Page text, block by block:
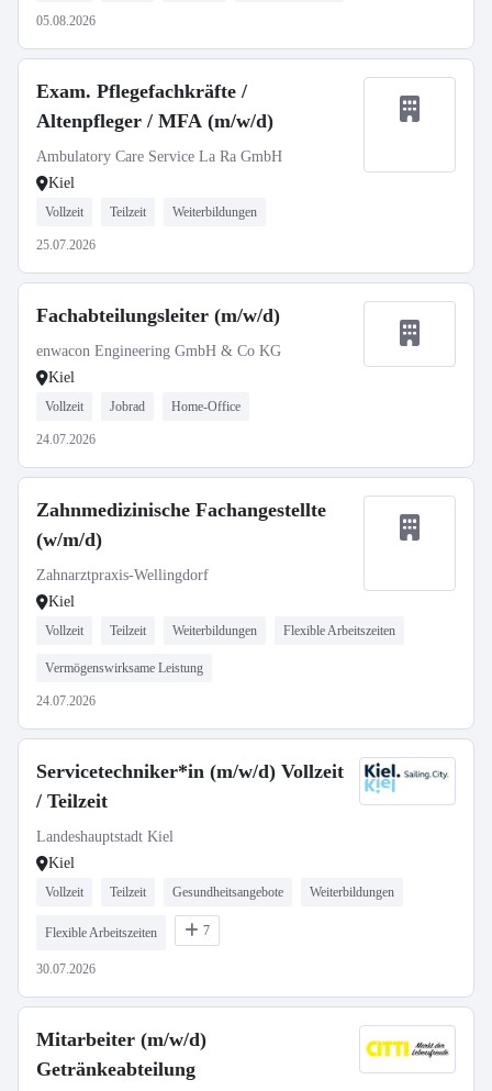
05.08.2026
Exam. Pflegefachkräfte /
Altenpfleger / MFA (m/w/d)
Ambulatory Care Service La Ra GmbH
Kiel
Vollzeit Teilzeit Weiterbildungen
25.07.2026
Fachabteilungsleiter (m/w/d)
enwacon Engineering GmbH & Co KG
Kiel
Vollzeit Jobrad Home-Office
24.07.2026
Zahnmedizinische Fachangestellte
(w/m/d)
Zahnarztpraxis-Wellingdorf
Kiel
Vollzeit Teilzeit Weiterbildungen Flexible Arbeitszeiten
Vermögenswirksame Leistung
24.07.2026
Servicetechniker*in (m/w/d) Vollzeit
/ Teilzeit
Landeshauptstadt Kiel
Kiel
Vollzeit Teilzeit Gesundheitsangebote Weiterbildungen
Flexible Arbeitszeiten 7
30.07.2026
Mitarbeiter (m/w/d)
Getränkeabteilung